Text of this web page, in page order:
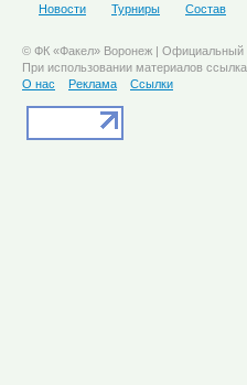
Новости Турниры Состав
© ФК «Факел» Воронеж | Официальный
При использовании материалов ссылка
О нас
Реклама Ссылки